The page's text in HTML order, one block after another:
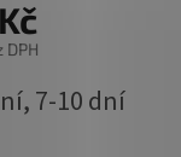
DPH
7-10 dní